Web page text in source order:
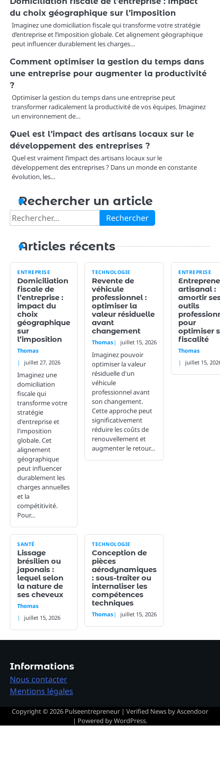
du choix géographique sur l’imposition
Imaginez une domiciliation fiscale qui transforme votre stratégie
d’entreprise et l’imposition globale. Cet alignement géographique
peut influencer durablement les charges…
Comment optimiser la gestion du temps dans
une entreprise pour augmenter la productivité
?
Optimiser la gestion du temps dans une entreprise peut
transformer radicalement la productivité de vos équipes. Imaginez
un environnement de…
Quel est l’impact des artisans locaux sur le
développement des entreprises ?
Quel est vraiment l’impact des artisans locaux sur le
développement des entreprises ? Dans un monde en constante
évolution, les…
Rechercher un article
Rechercher :
Articles récents
ENTREPRISE
Domiciliation
fiscale de
l’entreprise :
impact du
choix
géographique
sur
l’imposition
Thomas
juillet 27, 2026
Imaginez une
domiciliation
fiscale qui
transforme votre
stratégie
d'entreprise et
l'imposition
globale. Cet
alignement
géographique
peut influencer
durablement les
charges annuelles
et la
compétitivité.
Pour…
TECHNOLOGIE
Revente de
véhicule
professionnel :
optimiser la
valeur résiduelle
avant
changement
Thomas juillet 15, 2026
Imaginez pouvoir
optimiser la valeur
résiduelle d'un
véhicule
professionnel avant
son changement.
Cette approche peut
significativement
réduire les coûts de
renouvellement et
augmenter le retour…
ENTREPRISE
artisanal :
amortir
outils
pour
optimiser
fiscalité
Thomas
juillet 15,
SANTÉ
Lissage
brésilien ou
japonais :
lequel selon
la nature de
ses cheveux
Thomas
juillet 15, 2026
TECHNOLOGIE
Conception de
pièces
aérodynamiques
: sous-traiter ou
internaliser les
compétences
techniques
Thomas juillet 15, 2026
Informations
Nous contacter
Mentions légales
Copyright © 2026 Pulseentrepreneur | Verified News byAscendoor
| Powered byWordPress.